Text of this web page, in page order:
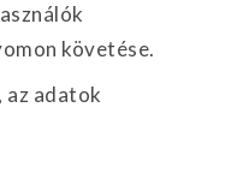
követése.
az adatok